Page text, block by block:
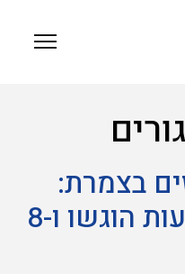
בצמרת:
למעלה מ-300 הצעות הוגשו ו-8